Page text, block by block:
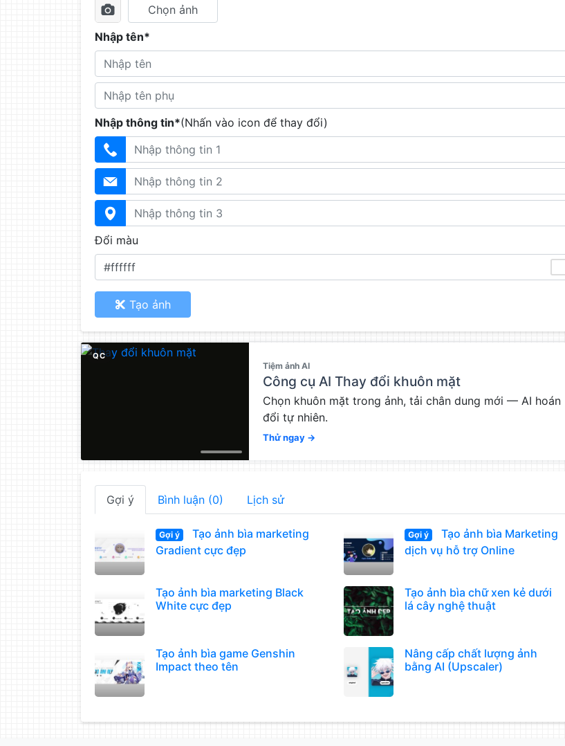
Chọn ảnh
Nhập tên*
Nhập thông tin*(Nhấn vào icon để thay đổi)
Đổi màu
Tạo ảnh
QC
Tiệm ảnh AI
Công cụ AI Thay đổi khuôn mặt
Chọn khuôn mặt trong ảnh, tải chân dung mới — AI hoán
đổi tự nhiên.
Thử ngay →
Gợi ý Bình luận (0) Lịch sử
Gợi ý
Tạo ảnh bìa marketing
Gradient cực đẹp
Gợi ý
Tạo ảnh bìa Marketing
dịch vụ hỗ trợ Online
Tạo ảnh bìa marketing Black
White cực đẹp
Tạo ảnh bìa chữ xen kẻ dưới
lá cây nghệ thuật
Tạo ảnh bìa game Genshin
Impact theo tên
Nâng cấp chất lượng ảnh
bằng AI (Upscaler)